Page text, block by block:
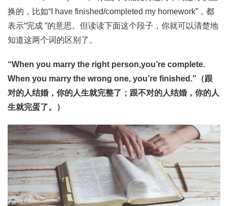
换的，比如“I have finished/completed my homework”，都
表示“完成 ”的意思。但读读下面这个段子，你就可以清楚地
知道这两个词的区别了。
“When you marry the right person,you’re complete.
When you marry the wrong one, you’re finished.”（跟
对的人结婚，你的人生就完整了；跟不对的人结婚，你的人
生就完蛋了。）